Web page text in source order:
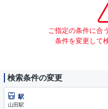
ご指定の条件に合
条件を変更して
検索条件の変更
駅
山田駅